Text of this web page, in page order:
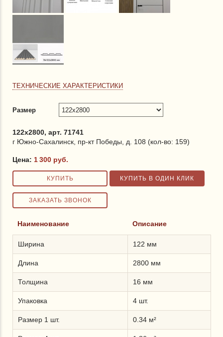
ТЕХНИЧЕСКИЕ ХАРАКТЕРИСТИКИ
Размер
122x2800, арт. 71741
г Южно-Сахалинск, пр-кт Победы, д. 108 (кол-во: 159)
Цена: 1 300 руб.
Наименование Описание
Ширина 122 мм
Длина 2800 мм
Толщина 16 мм
Упаковка 4 шт.
Размер 1 шт. 0.34 м²